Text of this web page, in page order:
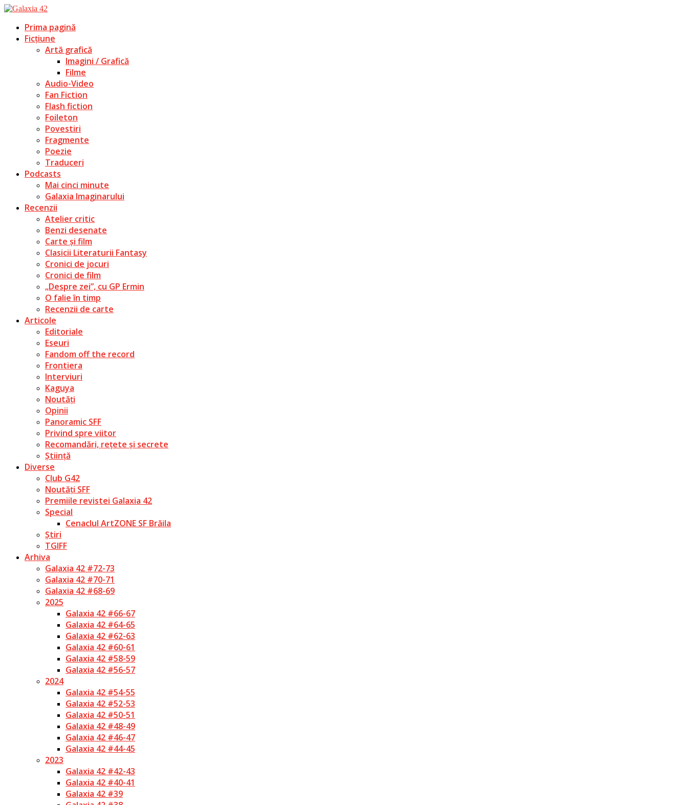
Prima pagină
Ficțiune
Artă grafică
Imagini / Grafică
Filme
Audio-Video
Fan Fiction
Flash fiction
Foileton
Povestiri
Fragmente
Poezie
Traduceri
Podcasts
Mai cinci minute
Galaxia Imaginarului
Recenzii
Atelier critic
Benzi desenate
Carte și film
Clasicii Literaturii Fantasy
Cronici de jocuri
Cronici de film
„Despre zei”, cu GP Ermin
O falie în timp
Recenzii de carte
Articole
Editoriale
Eseuri
Fandom off the record
Frontiera
Interviuri
Kaguya
Noutăți
Opinii
Panoramic SFF
Privind spre viitor
Recomandări, rețete și secrete
Știință
Diverse
Club G42
Noutăți SFF
Premiile revistei Galaxia 42
Special
Cenaclul ArtZONE SF Brăila
Știri
TGIFF
Arhiva
Galaxia 42 #72-73
Galaxia 42 #70-71
Galaxia 42 #68-69
2025
Galaxia 42 #66-67
Galaxia 42 #64-65
Galaxia 42 #62-63
Galaxia 42 #60-61
Galaxia 42 #58-59
Galaxia 42 #56-57
2024
Galaxia 42 #54-55
Galaxia 42 #52-53
Galaxia 42 #50-51
Galaxia 42 #48-49
Galaxia 42 #46-47
Galaxia 42 #44-45
2023
Galaxia 42 #42-43
Galaxia 42 #40-41
Galaxia 42 #39